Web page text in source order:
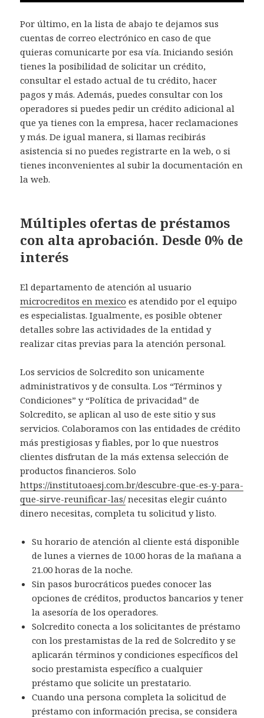
Por último, en la lista de abajo te dejamos sus
cuentas de correo electrónico en caso de que
quieras comunicarte por esa vía. Iniciando sesión
tienes la posibilidad de solicitar un crédito,
consultar el estado actual de tu crédito, hacer
pagos y más. Además, puedes consultar con los
operadores si puedes pedir un crédito adicional al
que ya tienes con la empresa, hacer reclamaciones
y más. De igual manera, si llamas recibirás
asistencia si no puedes registrarte en la web, o si
tienes inconvenientes al subir la documentación en
la web.
Múltiples ofertas de préstamos
con alta aprobación. Desde 0% de
interés
El departamento de atención al usuario
microcreditos en mexico es atendido por el equipo
es especialistas. Igualmente, es posible obtener
detalles sobre las actividades de la entidad y
realizar citas previas para la atención personal.
Los servicios de Solcredito son unicamente
administrativos y de consulta. Los “Términos y
Condiciones” y “Política de privacidad” de
Solcredito, se aplican al uso de este sitio y sus
servicios. Colaboramos con las entidades de crédito
más prestigiosas y fiables, por lo que nuestros
clientes disfrutan de la más extensa selección de
productos financieros. Solo
https://institutoaesj.com.br/descubre-que-es-y-para-
que-sirve-reunificar-las/necesitas elegir cuánto
dinero necesitas, completa tu solicitud y listo.
Su horario de atención al cliente está disponible
de lunes a viernes de 10.00 horas de la mañana a
21.00 horas de la noche.
Sin pasos burocráticos puedes conocer las
opciones de créditos, productos bancarios y tener
la asesoría de los operadores.
Solcredito conecta a los solicitantes de préstamo
con los prestamistas de la red de Solcredito y se
aplicarán términos y condiciones específicos del
socio prestamista específico a cualquier
préstamo que solicite un prestatario.
Cuando una persona completa la solicitud de
préstamo con información precisa, se considera